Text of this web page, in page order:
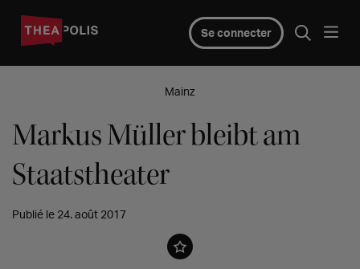
Se connecter
Mainz
Markus Müller bleibt am
Staatstheater
Publié le 24. août 2017